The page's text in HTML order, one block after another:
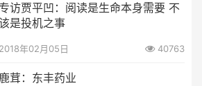
专访贾平凹：阅读是生命本身需要 不
是投机之事
2018年02月05日 40763
鹿茸：东丰药业